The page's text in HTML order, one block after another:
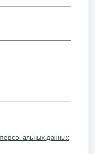
персональных данных